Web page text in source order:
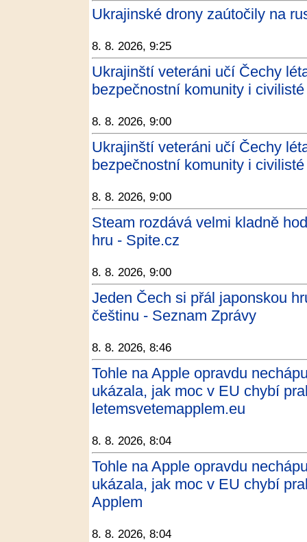
Ukrajinské drony zaútočily na
8. 8. 2026, 9:25
Ukrajinští veteráni učí Čechy
bezpečnostní komunity i
8. 8. 2026, 9:00
Ukrajinští veteráni učí Čechy
bezpečnostní komunity i
8. 8. 2026, 9:00
Steam rozdává velmi kladně
hru - Spite.cz
8. 8. 2026, 9:00
Jeden Čech si přál japonskou
češtinu - Seznam Zprávy
8. 8. 2026, 8:46
Tohle na Apple opravdu
ukázala, jak moc v EU chybí
letemsvetemapplem.eu
8. 8. 2026, 8:04
Tohle na Apple opravdu
ukázala, jak moc v EU chybí
Applem
8. 8. 2026, 8:04